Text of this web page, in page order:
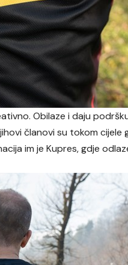
Obilaze i daju
članovi su tokom cijele
im je Kupres, gdje